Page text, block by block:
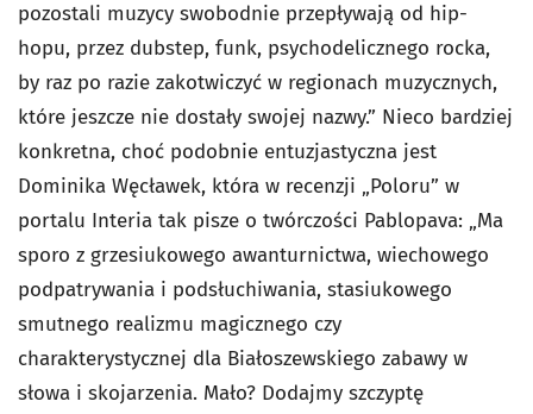
pozostali muzycy swobodnie przepływają od hip-
hopu, przez dubstep, funk, psychodelicznego rocka,
by raz po razie zakotwiczyć w regionach muzycznych,
które jeszcze nie dostały swojej nazwy.” Nieco bardziej
konkretna, choć podobnie entuzjastyczna jest
Dominika Węcławek, która w recenzji „Poloru” w
portalu Interia tak pisze o twórczości Pablopava: „Ma
sporo z grzesiukowego awanturnictwa, wiechowego
podpatrywania i podsłuchiwania, stasiukowego
smutnego realizmu magicznego czy
charakterystycznej dla Białoszewskiego zabawy w
słowa i skojarzenia. Mało? Dodajmy szczyptę